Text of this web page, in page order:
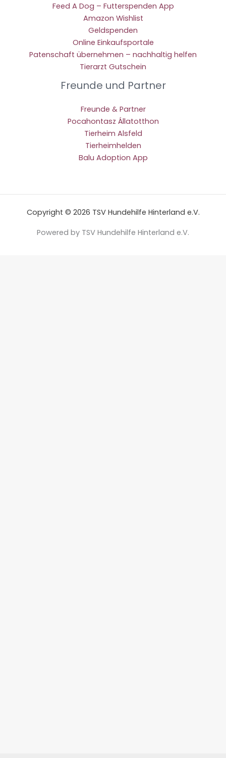
Feed A Dog – Futterspenden App
Amazon Wishlist
Geldspenden
Online Einkaufsportale
Patenschaft übernehmen – nachhaltig helfen
Tierarzt Gutschein
Freunde und Partner
Freunde & Partner
Pocahontasz Állatotthon
Tierheim Alsfeld
Tierheimhelden
Balu Adoption App
Copyright © 2026 TSV Hundehilfe Hinterland e.V.
Powered by TSV Hundehilfe Hinterland e.V.